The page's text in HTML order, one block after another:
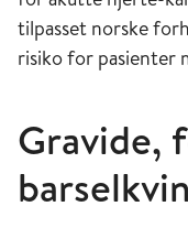
tilpasset norske
risiko for pasienter
Gravide,